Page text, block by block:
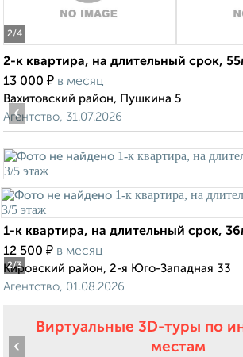
2/4
2-к квартира, на длительный срок,
13 000 ₽ в месяц
Вахитовский район, Пушкина 5
Агентство, 31.07.2026
2/3
‹
1-к квартира, на длительный срок,
12 500 ₽ в месяц
Кировский район, 2-я Юго-Западная 33
Агентство, 01.08.2026
Виртуальные 3D-туры по
местам
‹